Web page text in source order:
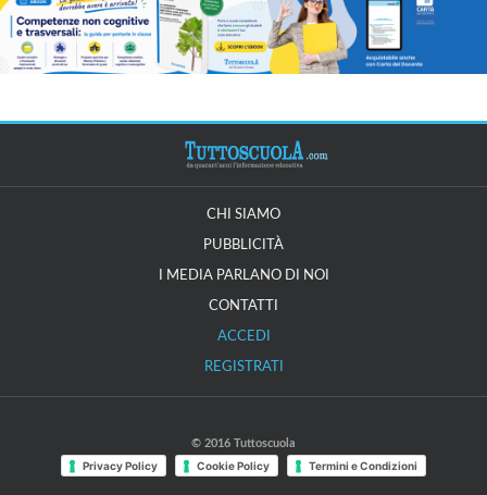
CHI SIAMO
PUBBLICITÀ
I MEDIA PARLANO DI NOI
CONTATTI
ACCEDI
REGISTRATI
© 2016 Tuttoscuola
Privacy Policy Cookie Policy Termini e Condizioni